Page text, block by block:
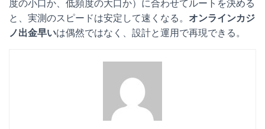
度の小口か、低頻度の大口か）に合わせてルートを決める
と、実測のスピードは安定して速くなる。 オンラインカジ
ノ出金早いは偶然ではなく、設計と運用で再現できる。